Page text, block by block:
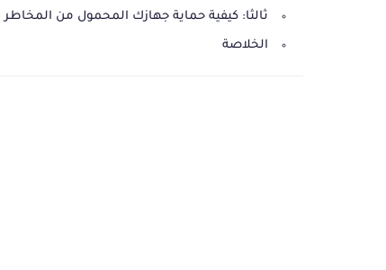
ثالثا: كيفية حماية جهازك المحمول من المخاطر
الخلاصة